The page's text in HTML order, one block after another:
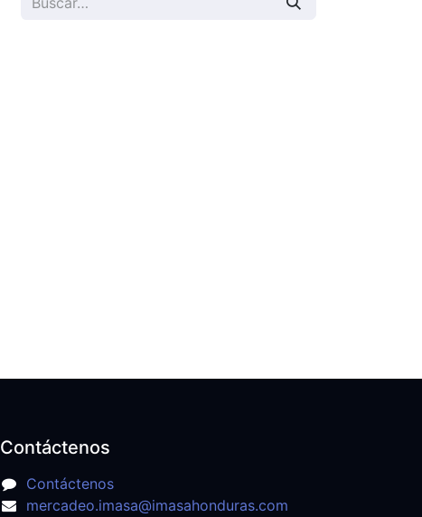
Contáctenos
Contáctenos
mercadeo.imasa@imasahonduras.com